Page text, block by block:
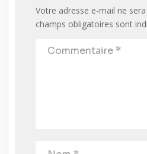
Votre adresse e-mail ne
champs obligatoires sont